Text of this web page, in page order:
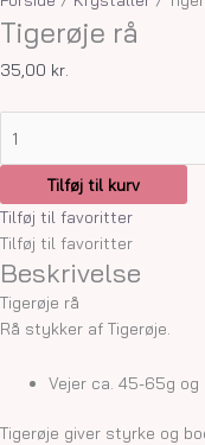
Tigerøje rå
35,00 kr.
Tilføj til kurv
Tilføj til favoritter
Tilføj til favoritter
Beskrivelse
Tigerøje rå
Rå stykker af Tigerøje.
Vejer ca. 45-65g og
Tigerøje giver styrke og